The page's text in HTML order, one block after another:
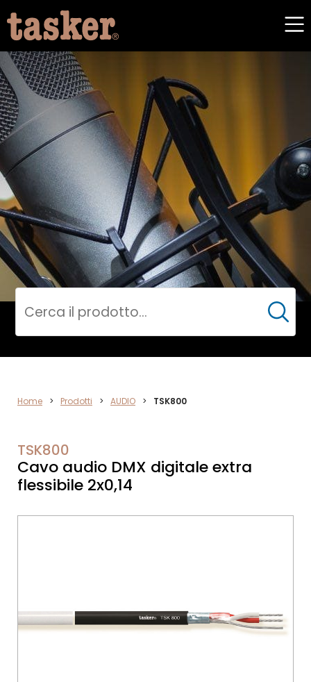
AUDIO
Cerca
Home > Prodotti > AUDIO > TSK800
TSK800
Cavo audio DMX digitale extra
flessibile 2x0,14